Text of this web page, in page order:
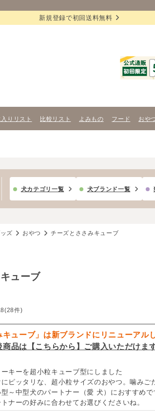
新規登録で初回送料無料
りリスト 比較リスト よみもの フード おや
犬カテゴリ一覧 犬ブランド一覧
ズ おやつ チーズとささみキューブ
ューブ
件)
ューブ」は新ブランドにリニューアル
商品は【こちらから】ご購入いただけま
キーを超小粒キューブ型にしました
にピッタリな、超小粒サイズのおやつ。噛み
～中型犬のパートナー（愛 犬）におすすめで
ナーの好みに合わせてお選びくださいね。